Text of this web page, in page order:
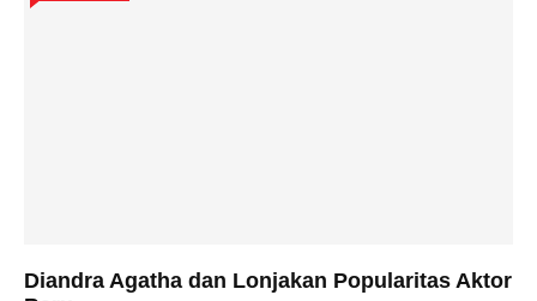
Diandra Agatha dan Lonjakan Popularitas Aktor